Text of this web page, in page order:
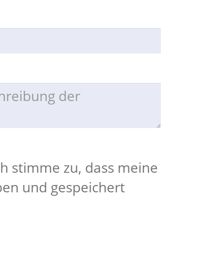
stimme zu, dass meine
und gespeichert